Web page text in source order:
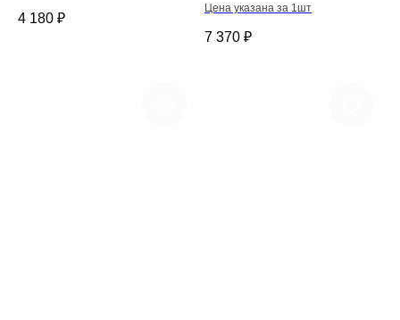
4 180 ₽
Цена указана за 1шт
7 370 ₽